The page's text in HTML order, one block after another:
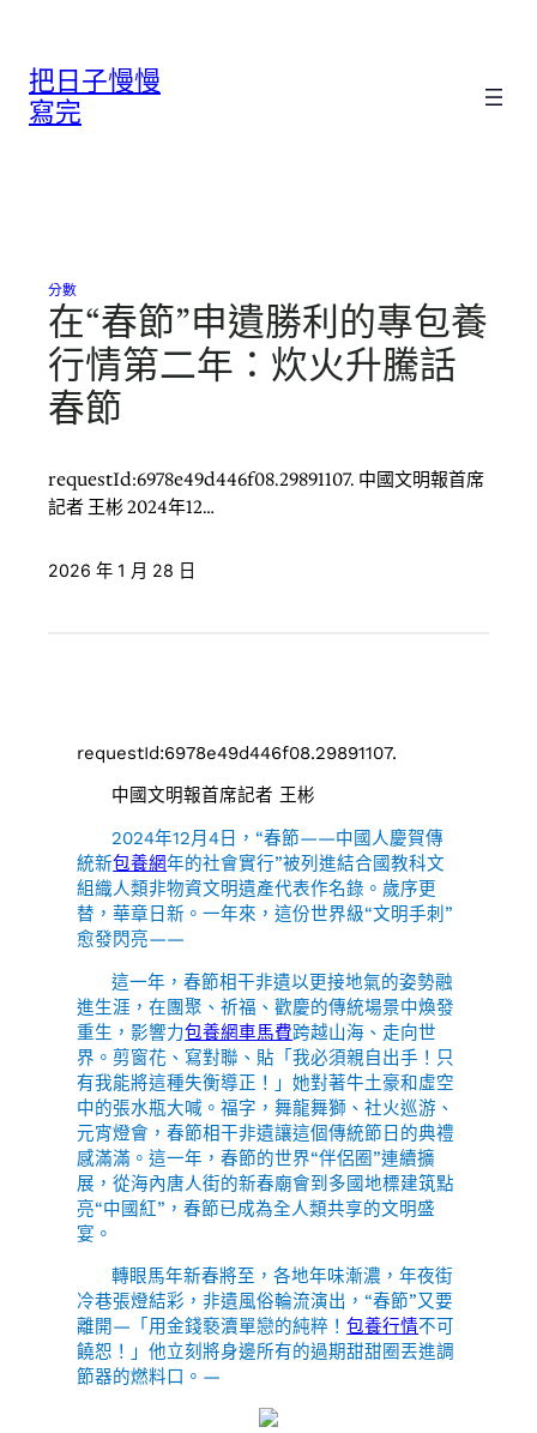
把日子慢慢
寫完
分數
在“春節”申遺勝利的專包養
行情第二年：炊火升騰話
春節
requestId:6978e49d446f08.29891107. 中國文明報首席
記者 王彬 2024年12…
2026 年 1 月 28 日
requestId:6978e49d446f08.29891107.
中國文明報首席記者 王彬
2024年12月4日，“春節——中國人慶賀傳
統新包養網年的社會實行”被列進結合國教科文
組織人類非物資文明遺產代表作名錄。歲序更
替，華章日新。一年來，這份世界級“文明手刺”
愈發閃亮——
這一年，春節相干非遺以更接地氣的姿勢融
進生涯，在團聚、祈福、歡慶的傳統場景中煥發
重生，影響力包養網車馬費跨越山海、走向世
界。剪窗花、寫對聯、貼「我必須親自出手！只
有我能將這種失衡導正！」她對著牛土豪和虛空
中的張水瓶大喊。福字，舞龍舞獅、社火巡游、
元宵燈會，春節相干非遺讓這個傳統節日的典禮
感滿滿。這一年，春節的世界“伴侶圈”連續擴
展，從海內唐人街的新春廟會到多國地標建筑點
亮“中國紅”，春節已成為全人類共享的文明盛
宴。
轉眼馬年新春將至，各地年味漸濃，年夜街
冷巷張燈結彩，非遺風俗輪流演出，“春節”又要
離開—「用金錢褻瀆單戀的純粹！包養行情不可
饒恕！」他立刻將身邊所有的過期甜甜圈丟進調
節器的燃料口。—